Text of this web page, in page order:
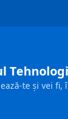
te și vei fi,